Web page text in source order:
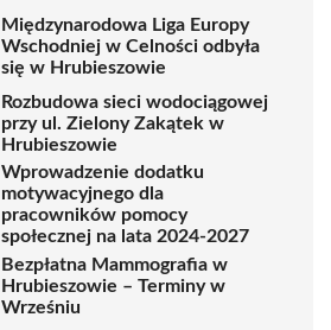
Międzynarodowa Liga Europy
Wschodniej w Celności odbyła
się w Hrubieszowie
Rozbudowa sieci wodociągowej
przy ul. Zielony Zakątek w
Hrubieszowie
Wprowadzenie dodatku
motywacyjnego dla
pracowników pomocy
społecznej na lata 2024-2027
Bezpłatna Mammografia w
Hrubieszowie – Terminy w
Wrześniu